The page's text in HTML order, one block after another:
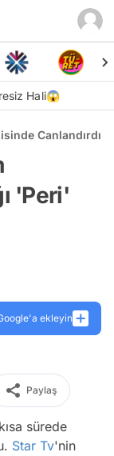
Hali😱
'Peri'
ekleyin
Paylaş
sürede
Star Tv'nin